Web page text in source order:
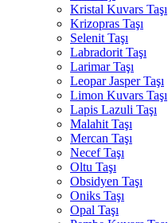
Kristal Kuvars Taşı
Krizopras Taşı
Selenit Taşı
Labradorit Taşı
Larimar Taşı
Leopar Jasper Taşı
Limon Kuvars Taşı
Lapis Lazuli Taşı
Malahit Taşı
Mercan Taşı
Necef Taşı
Oltu Taşı
Obsidyen Taşı
Oniks Taşı
Opal Taşı